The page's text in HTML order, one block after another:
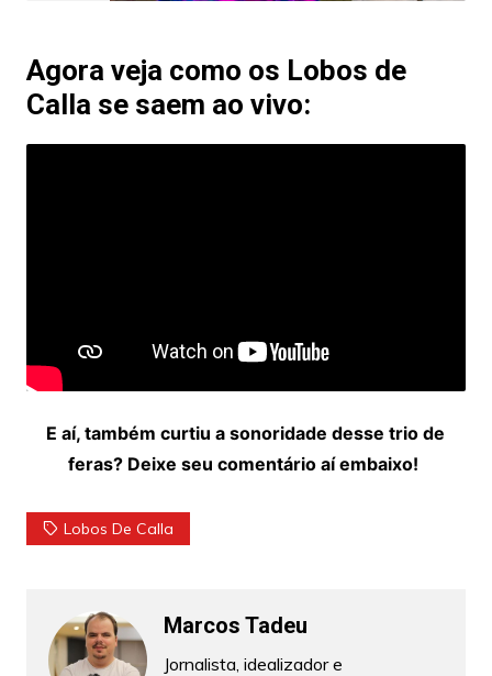
Agora veja como os Lobos de
Calla se saem ao vivo:
E aí, também curtiu a sonoridade desse trio de
feras? Deixe seu comentário aí embaixo!
Lobos De Calla
Marcos Tadeu
Jornalista, idealizador e